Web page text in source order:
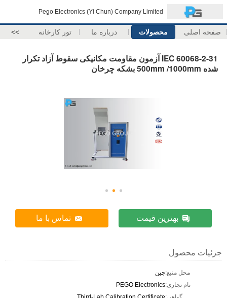
Pego Electronics (Yi Chun) Company Limited
صفحه اصلی محصولات درباره ما تور کارخانه >>
IEC 60068-2-31 آزمون مقاومت مکانیکی سقوط آزاد تکرار
شده 500mm /1000mm بشکه چرخان
بهترین قیمت تماس با ما
جزئیات محصول
محل منبع:چین
نام تجاری:PEGO Electronics